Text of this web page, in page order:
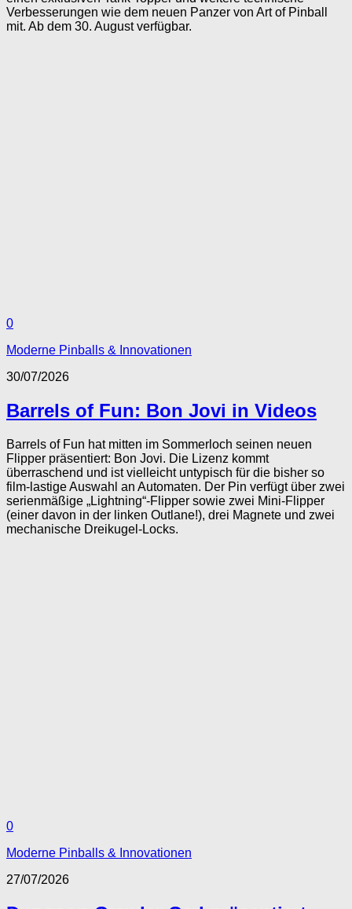
Verbesserungen wie dem neuen Panzer von Art of Pinball
mit. Ab dem 30. August verfügbar.
0
Moderne Pinballs & Innovationen
30/07/2026
Barrels of Fun: Bon Jovi in Videos
Barrels of Fun hat mitten im Sommerloch seinen neuen
Flipper präsentiert: Bon Jovi. Die Lizenz kommt
überraschend und ist vielleicht untypisch für die bisher so
film-lastige Auswahl an Automaten. Der Pin verfügt über zwei
serienmäßige „Lightning“-Flipper sowie zwei Mini-Flipper
(einer davon in der linken Outlane!), drei Magnete und zwei
mechanische Dreikugel-Locks.
0
Moderne Pinballs & Innovationen
27/07/2026